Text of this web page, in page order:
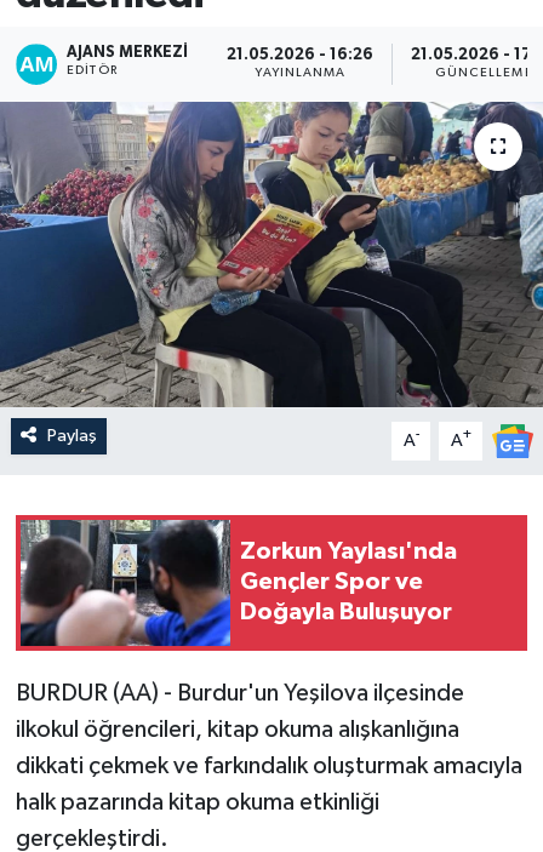
AJANS MERKEZI
EDITÖR
21.05.2026 - 16:26
YAYINLANMA
21.05.2026 -
GÜNCELLEME
Paylaş A- A+
Zorkun Yaylası'nda
Gençler Spor ve
Doğayla Buluşuyor
BURDUR (AA) - Burdur'un Yeşilova ilçesinde
ilkokul öğrencileri, kitap okuma alışkanlığına
dikkati çekmek ve farkındalık oluşturmak amacıyla
halk pazarında kitap okuma etkinliği
gerçekleştirdi.